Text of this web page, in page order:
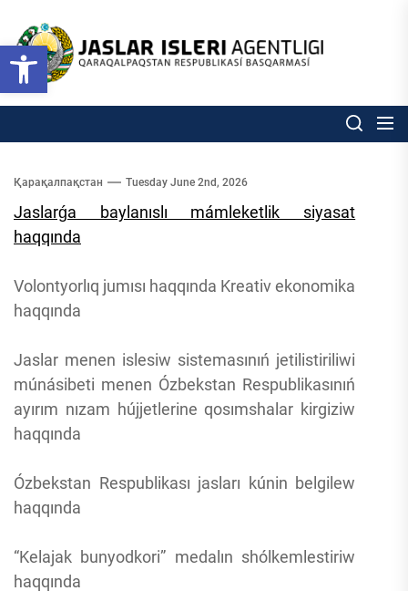
Open toolbar
content
Respublikası
basqarması
Ózbekstan jaslar isleri
Қарақалпақстан Tuesday June 2nd, 2026
Jaslarǵa baylanıslı mámleketlik siyasat
haqqında
Volontyorlıq jumısı haqqında Kreativ ekonomika
haqqında
Jaslar menen islesiw sistemasınıń jetilistiriliwi
múnásibeti menen Ózbekstan Respublikasınıń
ayırım nızam hújjetlerine qosımshalar kirgiziw
haqqında
Ózbekstan Respublikası jasları kúnin belgilew
haqqında
“Kelajak bunyodkori” medalın shólkemlestiriw
haqqında